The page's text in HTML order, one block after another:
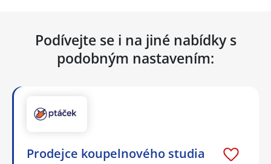
Podívejte se i na jiné nabídky s
podobným nastavením:
Prodejce koupelnového studia